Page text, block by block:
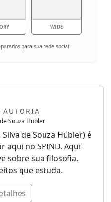
WIDE
para sua rede social.
AUTORIA
Souza Hubler
de Souza Hübler) é
aqui no SPIND. Aqui
sobre sua filosofia,
que estuda.